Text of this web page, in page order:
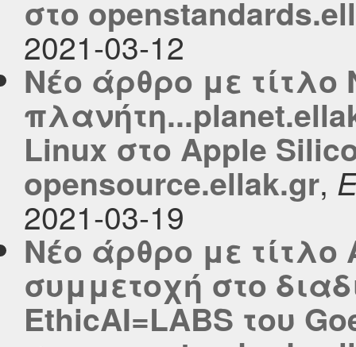
στο
2021-03-12
Νέο άρθρο με
Linux στο Apple
opensource.ellak.gr,
2021-03-19
Νέο άρθρο με
συμμετοχή στο
EthicAI=LABS του